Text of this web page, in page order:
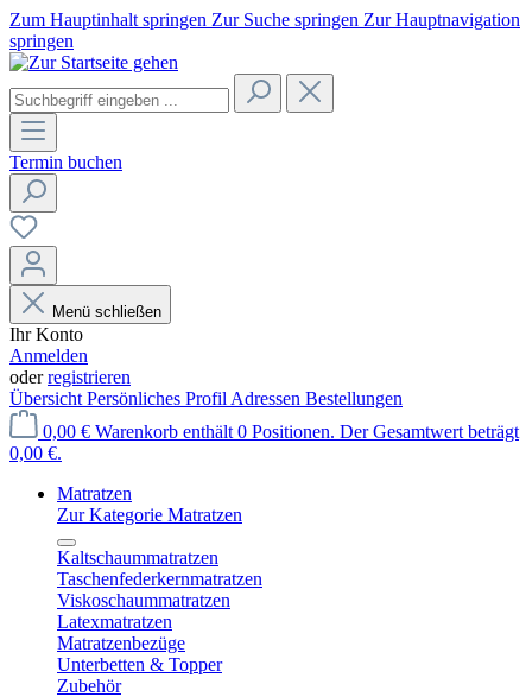
Zum Hauptinhalt springen Zur Suche springen Zur Hauptnavigation
springen
Termin buchen
Menü schließen
Ihr Konto
Anmelden
oderregistrieren
Übersicht Persönliches Profil Adressen Bestellungen
0,00 € Warenkorb enthält 0 Positionen. Der Gesamtwert beträgt
0,00 €.
Matratzen
Zur Kategorie Matratzen
Kaltschaummatratzen
Taschenfederkernmatratzen
Viskoschaummatratzen
Latexmatratzen
Matratzenbezüge
Unterbetten & Topper
Zubehör